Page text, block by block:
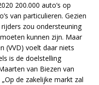
200.000 auto’s op
van particulieren. Gezien
zou ondersteuning
kunnen zijn. Maar
(VVD) voelt daar niets
is de doelstelling
van Biezen van
de zakelijke markt zal